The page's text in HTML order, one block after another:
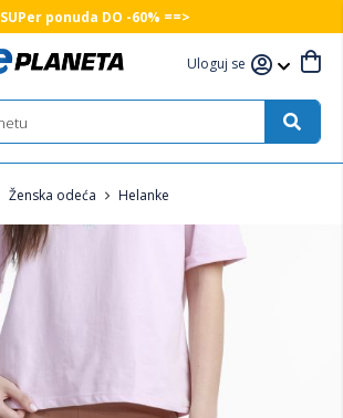
SUPer ponuda DO -60% ==>
Uloguj se
Ženska odeća Helanke